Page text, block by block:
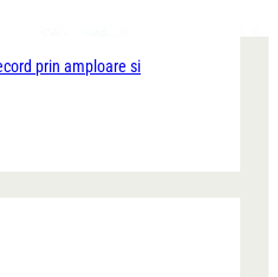
prin amploare si